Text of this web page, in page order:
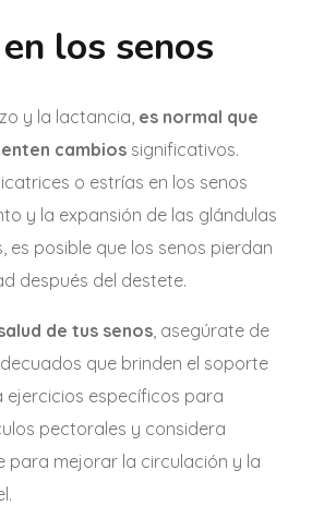
los senos
y la lactancia, es normal que
cambios significativos.
o estrías en los senos
y la expansión de las glándulas
es posible que los senos pierdan
después del destete.
de tus senos, asegúrate de
que brinden el soporte
ejercicios específicos para
pectorales y considera
para mejorar la circulación y la